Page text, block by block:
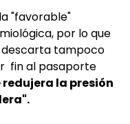
"favorable"
por lo que
descarta tampoco
fin al pasaporte
redujera la presión